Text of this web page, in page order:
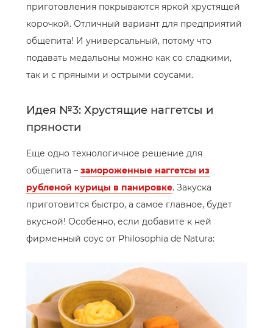
приготовления покрываются яркой хрустящей
корочкой. Отличный вариант для предприятий
общепита! И универсальный, потому что
подавать медальоны можно как со сладкими,
так и с пряными и острыми соусами.
Идея №3: Хрустящие наггетсы и
пряности
Еще одно технологичное решение для
общепита – замороженные наггетсы из
рубленой курицы в панировке. Закуска
приготовится быстро, а самое главное, будет
вкусной! Особенно, если добавите к ней
фирменный соус от Philosophia de Natura: